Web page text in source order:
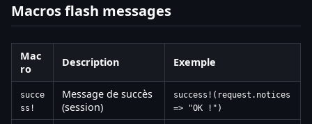
Macros flash messages
Mac
ro
Description Exemple
succe
ss!
Message de succès
(session)
success!(request.notices
=> "OK !")